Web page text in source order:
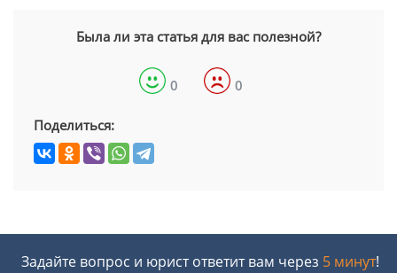
Была ли эта статья для вас полезной?
0 0
Поделиться:
Задайте вопрос и юрист ответит вам через 5 минут!